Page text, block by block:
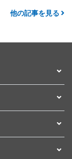
他の記事を見る